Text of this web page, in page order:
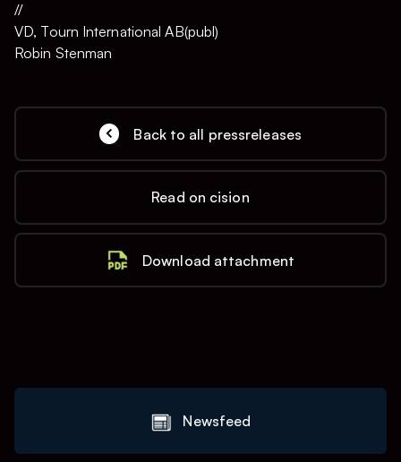
//
VD, Tourn International AB(publ)
Robin Stenman
Back to all pressreleases
Read on cision
Download attachment
Newsfeed